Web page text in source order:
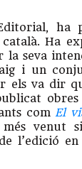
Editorial,
Ha
seva
i un
els va dir
obres
comEl
venut
l’edició